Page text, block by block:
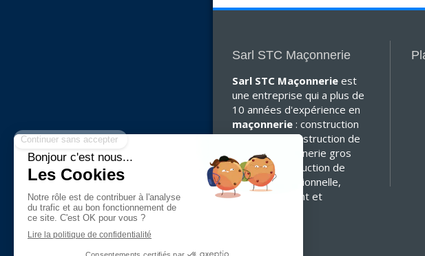
Sarl STC Maçonnerie
Sarl STC Maçonnerieest
une entreprise qui a plus de
10 années d'expérience en
maçonnerie: construction
de garage, construction de
maison, maçonnerie gros
oeuvre, construction de
terrasse traditionnelle,
agrandissement et